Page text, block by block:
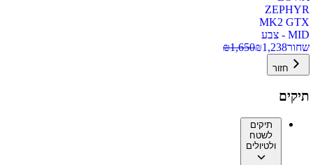
ZEPHYR
MK2 GTX
MID - צבע
שחור
₪1,238
₪1,650
חזור
תיקים
תיקים
לשטח
ולטיולים